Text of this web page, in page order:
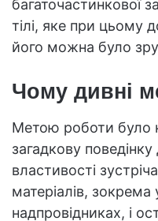
багаточастинкової
тілі, яке при цьому
його можна було
Чому дивні
Метою роботи було
загадкову
властивості
матеріалів,
надпровідниках, і